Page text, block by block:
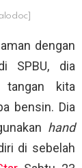
dengan
SPBU, dia
tangan kita
bensin. Dia
hand
di sebelah